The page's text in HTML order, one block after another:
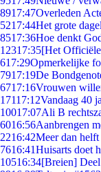
8917:47Overleden
5217:44Het grote
8517:36Hoe denkt
12317:35[Het
617:29Opmerkelijke
7917:19De
6717:16Vrouwen
17117:12Vandaag 40
10017:07Ali B
6016:56Aanbrengen
2216:42Meer dan
7616:41Huisarts doet
10516:34[Breien]